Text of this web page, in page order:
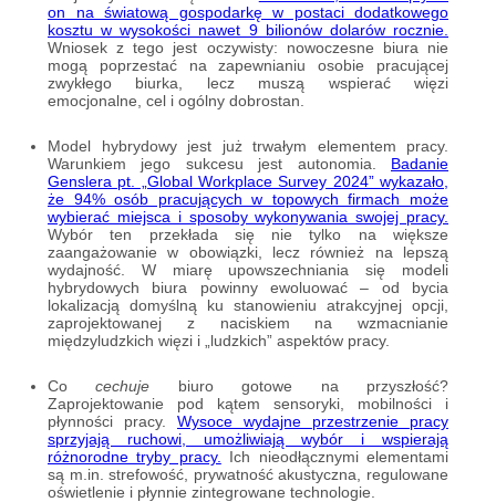
on na światową gospodarkę w postaci dodatkowego
kosztu w wysokości nawet 9 bilionów dolarów rocznie.
Wniosek z tego jest oczywisty: nowoczesne biura nie
mogą poprzestać na zapewnianiu osobie pracującej
zwykłego biurka, lecz muszą wspierać więzi
emocjonalne, cel i ogólny dobrostan.
Model hybrydowy jest już trwałym elementem pracy.
Warunkiem jego sukcesu jest autonomia. Badanie
Genslera pt. „Global Workplace Survey 2024” wykazało,
że 94% osób pracujących w topowych firmach może
wybierać miejsca i sposoby wykonywania swojej pracy.
Wybór ten przekłada się nie tylko na większe
zaangażowanie w obowiązki, lecz również na lepszą
wydajność. W miarę upowszechniania się modeli
hybrydowych biura powinny ewoluować – od bycia
lokalizacją domyślną ku stanowieniu atrakcyjnej opcji,
zaprojektowanej z naciskiem na wzmacnianie
międzyludzkich więzi i „ludzkich” aspektów pracy.
Cocechuje biuro gotowe na przyszłość?
Zaprojektowanie pod kątem sensoryki, mobilności i
płynności pracy. Wysoce wydajne przestrzenie pracy
sprzyjają ruchowi, umożliwiają wybór i wspierają
różnorodne tryby pracy.
Ich nieodłącznymi elementami
są m.in. strefowość, prywatność akustyczna, regulowane
oświetlenie i płynnie zintegrowane technologie.